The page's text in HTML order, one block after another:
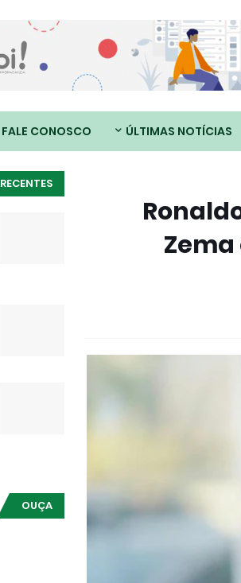
ÚLTIMAS NOTÍCIAS
FALE CONOSCO
RECENTES
OUÇA